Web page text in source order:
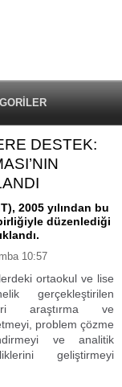
DESTEK:
2005 yılından bu
düzenlediği
10:57
ortaokul ve lise
gerçekleştirilen
araştırma ve
problem çözme
ve analitik
geliştirmeyi